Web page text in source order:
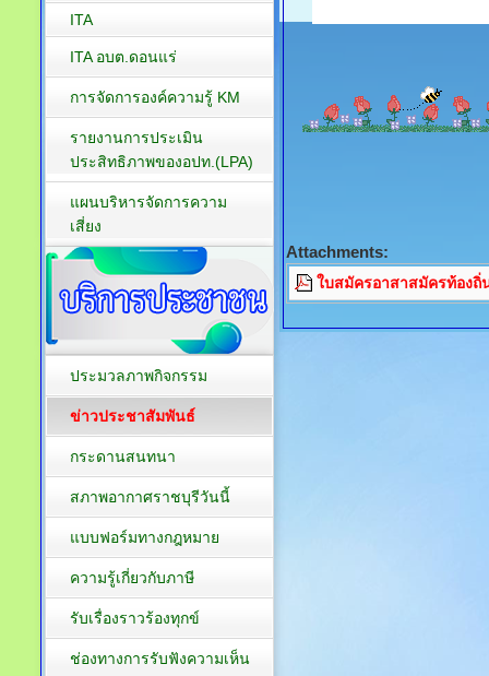
Attachments:
ใบสมัครอาสาสมัครท้องถิ่
ITA
ITA อบต.ดอนแร่
การจัดการองค์ความรู้ KM
รายงานการประเมิน
ประสิทธิภาพของอปท.(LPA)
แผนบริหารจัดการความ
เสี่ยง
ประมวลภาพกิจกรรม
ข่าวประชาสัมพันธ์
กระดานสนทนา
สภาพอากาศราชบุรีวันนี้
แบบฟอร์มทางกฎหมาย
ความรู้เกี่ยวกับภาษี
รับเรื่องราวร้องทุกข์
ช่องทางการรับฟังความเห็น